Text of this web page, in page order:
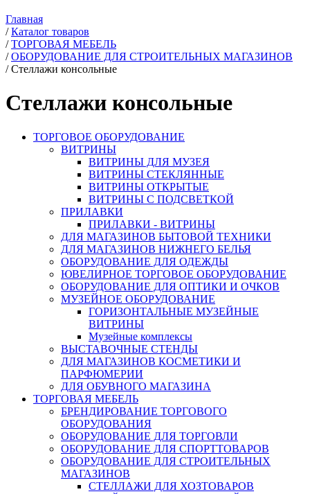
Главная
/ Каталог товаров
/ ТОРГОВАЯ МЕБЕЛЬ
/ ОБОРУДОВАНИЕ ДЛЯ СТРОИТЕЛЬНЫХ МАГАЗИНОВ
/ Стеллажи консольные
Стеллажи консольные
ТОРГОВОЕ ОБОРУДОВАНИЕ
ВИТРИНЫ
ВИТРИНЫ ДЛЯ МУЗЕЯ
ВИТРИНЫ СТЕКЛЯННЫЕ
ВИТРИНЫ ОТКРЫТЫЕ
ВИТРИНЫ С ПОДСВЕТКОЙ
ПРИЛАВКИ
ПРИЛАВКИ - ВИТРИНЫ
ДЛЯ МАГАЗИНОВ БЫТОВОЙ ТЕХНИКИ
ДЛЯ МАГАЗИНОВ НИЖНЕГО БЕЛЬЯ
ОБОРУДОВАНИЕ ДЛЯ ОДЕЖДЫ
ЮВЕЛИРНОЕ ТОРГОВОЕ ОБОРУДОВАНИЕ
ОБОРУДОВАНИЕ ДЛЯ ОПТИКИ И ОЧКОВ
МУЗЕЙНОЕ ОБОРУДОВАНИЕ
ГОРИЗОНТАЛЬНЫЕ МУЗЕЙНЫЕ
ВИТРИНЫ
Музейные комплексы
ВЫСТАВОЧНЫЕ СТЕНДЫ
ДЛЯ МАГАЗИНОВ КОСМЕТИКИ И
ПАРФЮМЕРИИ
ДЛЯ ОБУВНОГО МАГАЗИНА
ТОРГОВАЯ МЕБЕЛЬ
БРЕНДИРОВАНИЕ ТОРГОВОГО
ОБОРУДОВАНИЯ
ОБОРУДОВАНИЕ ДЛЯ ТОРГОВЛИ
ОБОРУДОВАНИЕ ДЛЯ СПОРТТОВАРОВ
ОБОРУДОВАНИЕ ДЛЯ СТРОИТЕЛЬНЫХ
МАГАЗИНОВ
СТЕЛЛАЖИ ДЛЯ ХОЗТОВАРОВ